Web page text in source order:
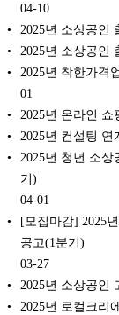
04-10
2025년 소상공인
2025년 소상공인
2025년 착한가격
01
2025년 온라인
2025년 컨설팅
2025년 청년 소
기)
04-01
[모집마감] 2025
공고(1분기)
03-27
2025년 소상공인
2025년 로컬크리